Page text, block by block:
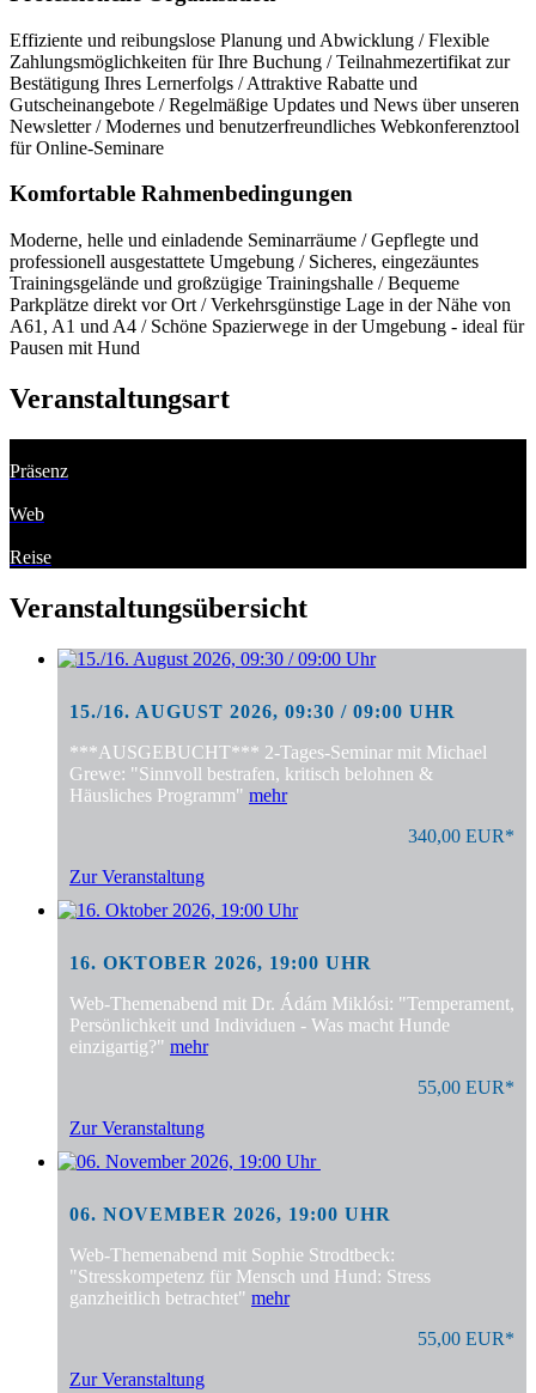
Effiziente und reibungslose Planung und Abwicklung / Flexible
Zahlungsmöglichkeiten für Ihre Buchung / Teilnahmezertifikat zur
Bestätigung Ihres Lernerfolgs / Attraktive Rabatte und
Gutscheinangebote / Regelmäßige Updates und News über unseren
Newsletter / Modernes und benutzerfreundliches Webkonferenztool
für Online-Seminare
Komfortable Rahmenbedingungen
Moderne, helle und einladende Seminarräume / Gepflegte und
professionell ausgestattete Umgebung / Sicheres, eingezäuntes
Trainingsgelände und großzügige Trainingshalle / Bequeme
Parkplätze direkt vor Ort / Verkehrsgünstige Lage in der Nähe von
A61, A1 und A4 / Schöne Spazierwege in der Umgebung - ideal für
Pausen mit Hund
Veranstaltungsart
Präsenz
Web
Reise
Veranstaltungsübersicht
15./16. AUGUST 2026, 09:30 / 09:00 UHR
***AUSGEBUCHT*** 2-Tages-Seminar mit Michael
Grewe: "Sinnvoll bestrafen, kritisch belohnen &
Häusliches Programm" mehr
340,00 EUR*
Zur Veranstaltung
16. OKTOBER 2026, 19:00 UHR
Web-Themenabend mit Dr. Ádám Miklósi: "Temperament,
Persönlichkeit und Individuen - Was macht Hunde
einzigartig?" mehr
55,00 EUR*
Zur Veranstaltung
06. NOVEMBER 2026, 19:00 UHR
Web-Themenabend mit Sophie Strodtbeck:
"Stresskompetenz für Mensch und Hund: Stress
ganzheitlich betrachtet" mehr
55,00 EUR*
Zur Veranstaltung